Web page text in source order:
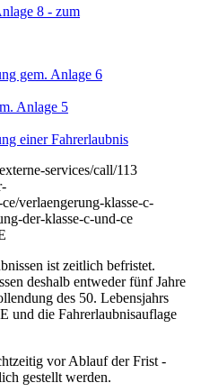
8 - zum
gem. Anlage 6
Anlage 5
einer Fahrerlaubnis
services/call/113
verlaengerung-klasse-c-
der-klasse-c-und-ce
ist zeitlich befristet.
deshalb entweder fünf Jahre
des 50. Lebensjahrs
und die Fahrerlaubnisauflage
vor Ablauf der Frist -
gestellt werden.